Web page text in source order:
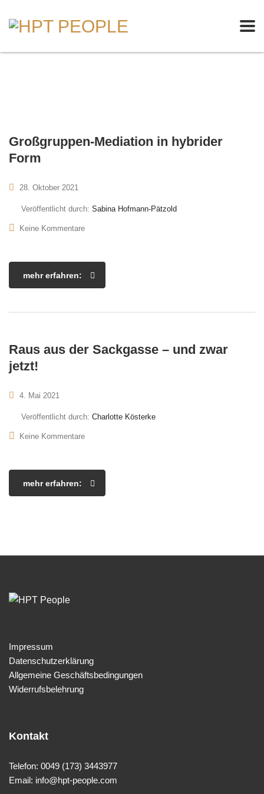
Großgruppen-Mediation in hybrider
Form
28. Oktober 2021
Veröffentlicht durch: Sabina Hofmann-Pätzold
Keine Kommentare
mehr erfahren:
Raus aus der Sackgasse – und zwar
jetzt!
4. Mai 2021
Veröffentlicht durch: Charlotte Kösterke
Keine Kommentare
mehr erfahren:
Impressum
Datenschutzerklärung
Allgemeine Geschäftsbedingungen
Widerrufsbelehrung
Kontakt
Telefon: 0049 (173) 3443977
Email: info@hpt-people.com